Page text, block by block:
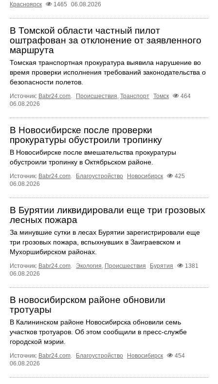
Красноярск
1465 06.08.2026
В Томской области частный пилот
оштрафован за отклонение от заявленного
маршрута
Томская транспортная прокуратура выявила нарушение во
время проверки исполнения требований законодательства о
безопасности полетов.
Источник: Babr24.com. Происшествия, Транспорт Томск
464
06.08.2026
В Новосибирске после проверки
прокуратуры обустроили тропинку
В Новосибирске после вмешательства прокуратуры
обустроили тропинку в Октябрьском районе.
Источник: Babr24.com. Благоустройство Новосибирск
425
06.08.2026
В Бурятии ликвидировали еще три грозовых
лесных пожара
За минувшие сутки в лесах Бурятии зарегистрировали еще
три грозовых пожара, вспыхнувших в Заиграевском и
Мухоршибирском районах.
Источник: Babr24.com. Экология, Происшествия Бурятия
1381
06.08.2026
В новосибирском районе обновили
тротуары
В Калининском районе Новосибирска обновили семь
участков тротуаров. Об этом сообщили в пресс-службе
городской мэрии.
Источник: Babr24.com. Благоустройство Новосибирск
454
06.08.2026